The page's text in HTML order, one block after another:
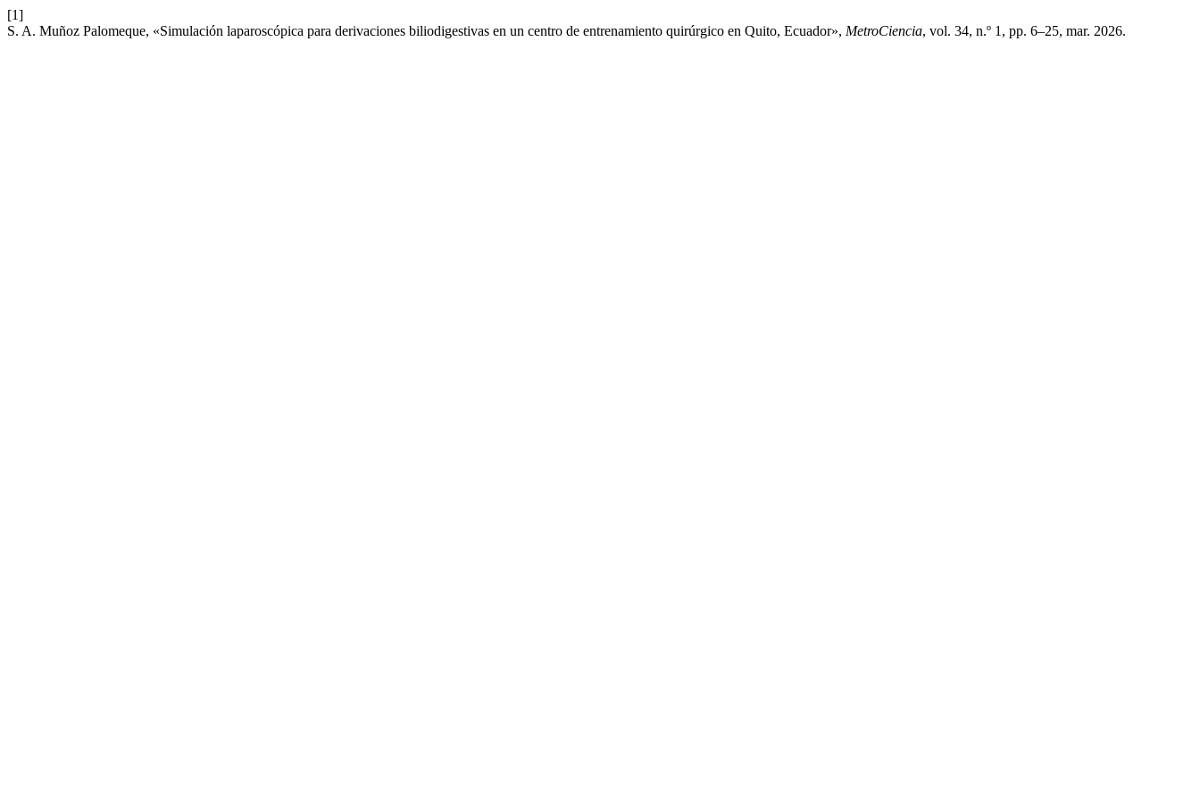
[1]
S. A. Muñoz Palomeque, «Simulación laparoscópica para derivaciones biliodigestivas en un centro de entrenamiento quirúrgico en Quito, Ecuador», MetroCiencia, vol. 34, n.º 1, pp. 6–25, mar. 2026.